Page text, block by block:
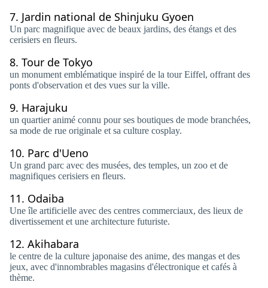
7. Jardin national de Shinjuku Gyoen
Un parc magnifique avec de beaux jardins, des étangs et des
cerisiers en fleurs.
8. Tour de Tokyo
un monument emblématique inspiré de la tour Eiffel, offrant des
ponts d'observation et des vues sur la ville.
9. Harajuku
un quartier animé connu pour ses boutiques de mode branchées,
sa mode de rue originale et sa culture cosplay.
10. Parc d'Ueno
Un grand parc avec des musées, des temples, un zoo et de
magnifiques cerisiers en fleurs.
11. Odaiba
Une île artificielle avec des centres commerciaux, des lieux de
divertissement et une architecture futuriste.
12. Akihabara
le centre de la culture japonaise des anime, des mangas et des
jeux, avec d'innombrables magasins d'électronique et cafés à
thème.